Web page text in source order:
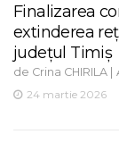
Finalizarea
extinderea
județul Timiș
de Crina CHIRILA |
24 martie 2026